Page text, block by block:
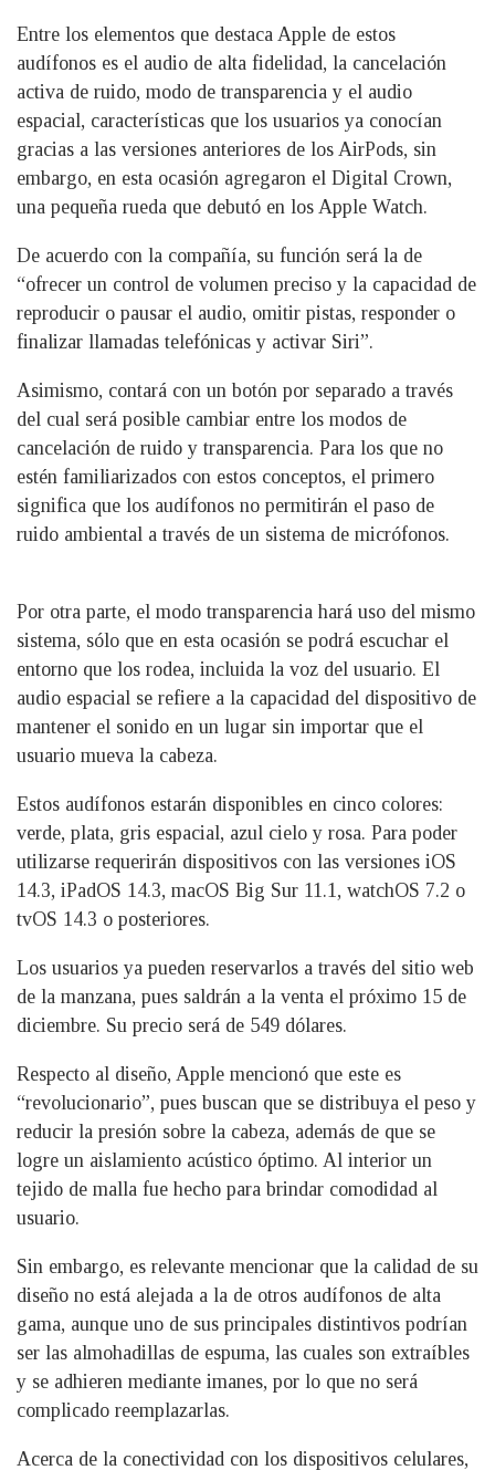
Entre los elementos que destaca Apple de estos
audífonos es el audio de alta fidelidad, la cancelación
activa de ruido, modo de transparencia y el audio
espacial, características que los usuarios ya conocían
gracias a las versiones anteriores de los AirPods, sin
embargo, en esta ocasión agregaron el Digital Crown,
una pequeña rueda que debutó en los Apple Watch.
De acuerdo con la compañía, su función será la de
“ofrecer un control de volumen preciso y la capacidad de
reproducir o pausar el audio, omitir pistas, responder o
finalizar llamadas telefónicas y activar Siri”.
Asimismo, contará con un botón por separado a través
del cual será posible cambiar entre los modos de
cancelación de ruido y transparencia. Para los que no
estén familiarizados con estos conceptos, el primero
significa que los audífonos no permitirán el paso de
ruido ambiental a través de un sistema de micrófonos.
Por otra parte, el modo transparencia hará uso del mismo
sistema, sólo que en esta ocasión se podrá escuchar el
entorno que los rodea, incluida la voz del usuario. El
audio espacial se refiere a la capacidad del dispositivo de
mantener el sonido en un lugar sin importar que el
usuario mueva la cabeza.
Estos audífonos estarán disponibles en cinco colores:
verde, plata, gris espacial, azul cielo y rosa. Para poder
utilizarse requerirán dispositivos con las versiones iOS
14.3, iPadOS 14.3, macOS Big Sur 11.1, watchOS 7.2 o
tvOS 14.3 o posteriores.
Los usuarios ya pueden reservarlos a través del sitio web
de la manzana, pues saldrán a la venta el próximo 15 de
diciembre. Su precio será de 549 dólares.
Respecto al diseño, Apple mencionó que este es
“revolucionario”, pues buscan que se distribuya el peso y
reducir la presión sobre la cabeza, además de que se
logre un aislamiento acústico óptimo. Al interior un
tejido de malla fue hecho para brindar comodidad al
usuario.
Sin embargo, es relevante mencionar que la calidad de su
diseño no está alejada a la de otros audífonos de alta
gama, aunque uno de sus principales distintivos podrían
ser las almohadillas de espuma, las cuales son extraíbles
y se adhieren mediante imanes, por lo que no será
complicado reemplazarlas.
Acerca de la conectividad con los dispositivos celulares,